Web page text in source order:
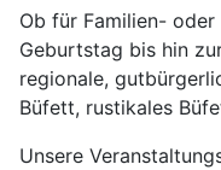
Ob für Familien-
Geburtstag bis hin
regionale,
Büfett, rustikales
Unsere